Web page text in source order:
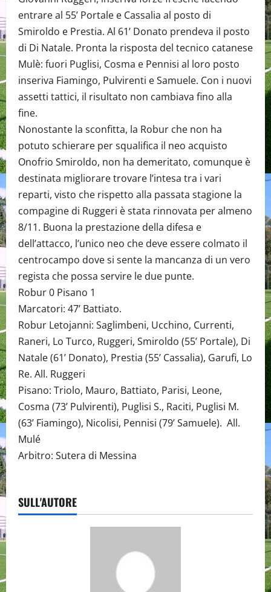
entrare al 55’ Portale e Cassalia al posto di
Smiroldo e Prestia. Al 61’ Donato prendeva il posto
di Di Natale. Pronta la risposta del tecnico catanese
Mulè: fuori Puglisi, Cosma e Pennisi al loro posto
inseriva Fiamingo, Pulvirenti e Samuele. Con i nuovi
assetti tattici, il risultato non cambiava fino alla
fine.
Nonostante la sconfitta, la Robur che non ha
potuto schierare per squalifica il neo acquisto
Onofrio Smiroldo, non ha demeritato, comunque è
destinata migliorare trovare l’intesa tra i vari
reparti, visto che rispetto alla passata stagione la
compagine di Ruggeri è stata rinnovata per almeno
8/11. Buona la prestazione della difesa e
dell’attacco, l’unico neo che deve essere colmato il
centrocampo dove si sente la mancanza di un vero
regista che possa servire le due punte.
Robur 0 Pisano 1
Marcatori: 47’ Battiato.
Robur Letojanni: Saglimbeni, Ucchino, Currenti,
Raneri, Lo Turco, Ruggeri, Smiroldo (55’ Portale), Di
Natale (61’ Donato), Prestia (55’ Cassalia), Garufi, Lo
Re. All. Ruggeri
Pisano: Triolo, Mauro, Battiato, Parisi, Leone,
Cosma (73’ Pulvirenti), Puglisi S., Raciti, Puglisi M.
(63’ Fiamingo), Nicolisi, Pennisi (79’ Samuele). All.
Mulé
Arbitro: Sutera di Messina
SULL'AUTORE